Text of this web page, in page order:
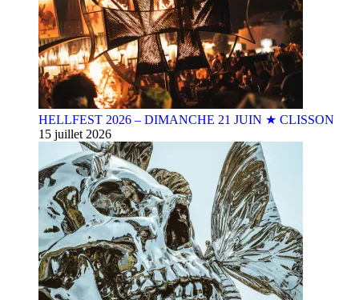
HELLFEST 2026 – DIMANCHE 21 JUIN ★ CLISSON
15 juillet 2026